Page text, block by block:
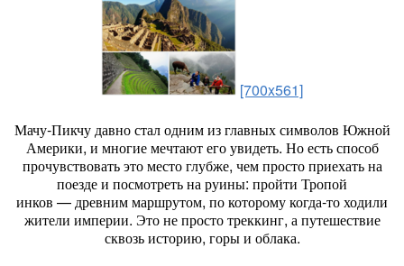
[700x561]
Мачу‑Пикчудавносталоднимизглавныхсимволов Южной
Америки, и многиемечтаютегоувидеть. Ноестьспособ
прочувствоватьэтоместоглубже, чемпростоприехатьна
поездеи посмотретьнаруины: пройти Тропой
инков — древниммаршрутом, покоторомукогда‑тоходили
жители империи. Этонепростотреккинг, апутешествие
сквозьисторию, горыи облака.